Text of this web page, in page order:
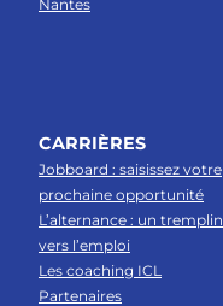
Nantes
CARRIÈRES
Jobboard : saisissez votre
prochaine opportunité
L’alternance : un tremplin
vers l’emploi
Les coaching ICL
Partenaires